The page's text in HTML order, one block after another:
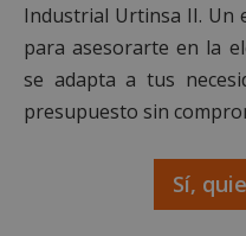
Industrial Urtinsa II. Un
para asesorarte en la
se adapta a tus
presupuesto sin
Sí,